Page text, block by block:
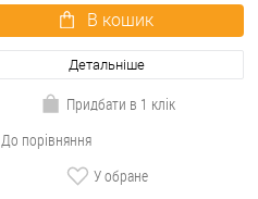
В кошик
Детальніше
Придбати в 1 клік
До порівняння
У обране